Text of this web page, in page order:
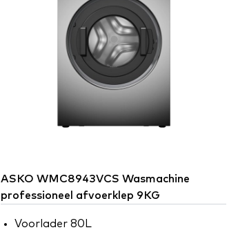
ASKO WMC8943VCS Wasmachine
professioneel afvoerklep 9KG
Voorlader 80L